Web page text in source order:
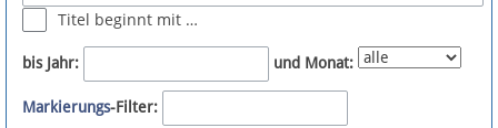
Newsletter
Bluesky
Titel beginnt mit …
bis Jahr: und Monat:
Markierungs-Filter: